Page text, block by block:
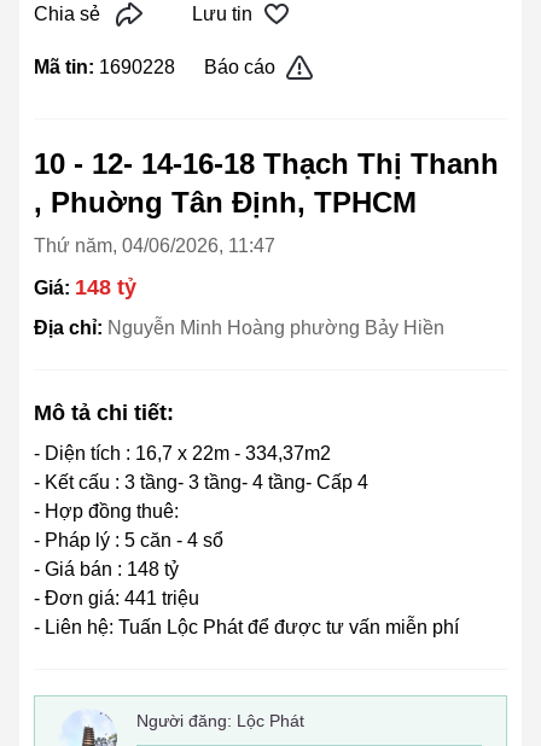
Chia sẻ Lưu tin
Mã tin: 1690228 Báo cáo
10 - 12- 14-16-18 Thạch Thị Thanh
, Phuờng Tân Định, TPHCM
Thứ năm, 04/06/2026, 11:47
Giá: 148 tỷ
Địa chỉ: Nguyễn Minh Hoàng phường Bảy Hiền
Mô tả chi tiết:
- Diện tích : 16,7 x 22m - 334,37m2
- Kết cấu : 3 tầng- 3 tầng- 4 tầng- Cấp 4
- Hợp đồng thuê:
- Pháp lý : 5 căn - 4 sổ
- Giá bán : 148 tỷ
- Đơn giá: 441 triệu
- Liên hệ: Tuấn Lộc Phát để được tư vấn miễn phí
Người đăng: Lộc Phát